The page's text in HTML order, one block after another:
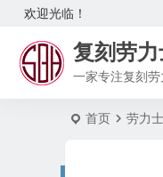
欢迎光临！
复刻劳
一家专注复刻劳
首页 劳力士